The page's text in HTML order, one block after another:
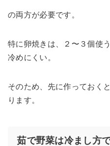
の両方が必要です。
特に卵焼きは、２〜３個使
冷めにくい。
そのため、先に作っておく
ります。
茹で野菜は冷まし方